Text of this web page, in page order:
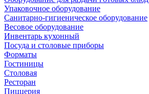
Упаковочное оборудование
Санитарно-гигиеническое оборудование
Весовое оборудование
Инвентарь кухонный
Посуда и столовые приборы
Форматы
Гостиницы
Столовая
Ресторан
Пиццерия